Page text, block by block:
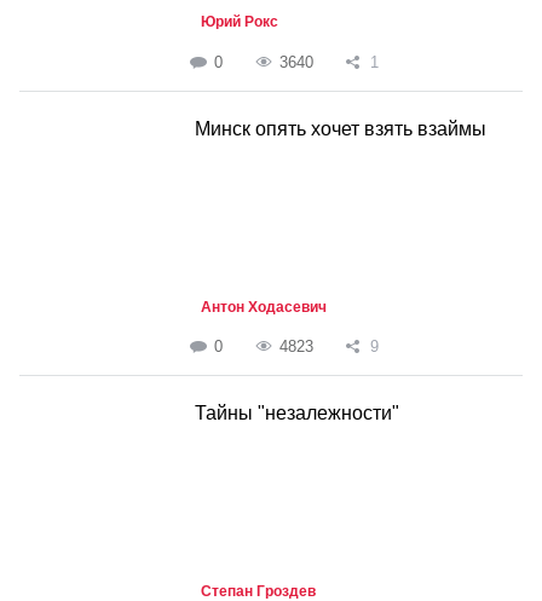
Юрий Рокс
0 3640 1
Минск опять хочет взять взаймы
Антон Ходасевич
0 4823 9
Тайны "незалежности"
Степан Гроздев